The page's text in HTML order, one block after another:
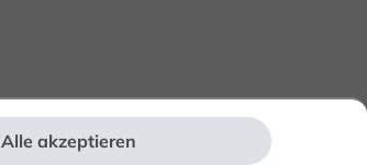
Alle akzeptieren